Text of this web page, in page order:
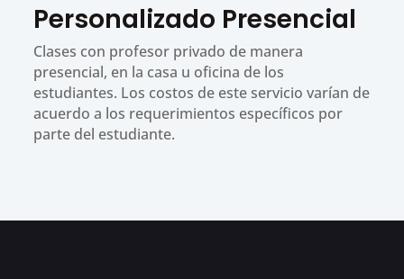
Personalizado Presencial
Clases con profesor privado de manera
presencial, en la casa u oficina de los
estudiantes. Los costos de este servicio varían de
acuerdo a los requerimientos específicos por
parte del estudiante.